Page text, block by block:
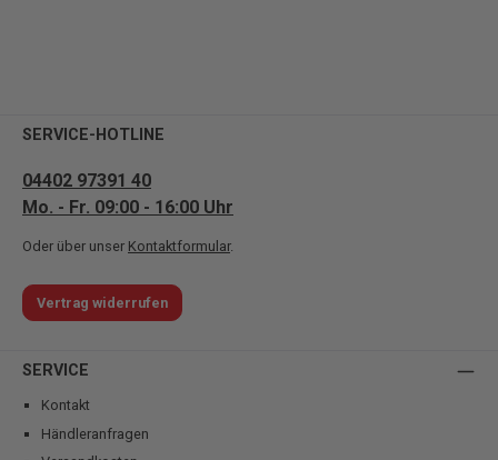
SERVICE-HOTLINE
04402 97391 40
Mo. - Fr. 09:00 - 16:00 Uhr
Oder über unser Kontaktformular.
Vertrag widerrufen
SERVICE
Kontakt
Händleranfragen